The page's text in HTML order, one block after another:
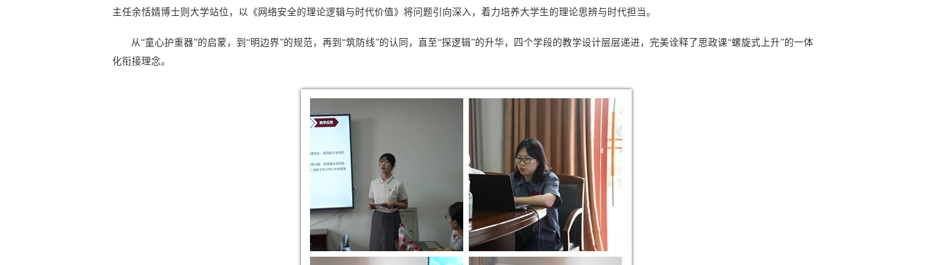
主任余恬婧博士则大学站位，以《网络安全的理论逻辑与时代价值》将问题引向深入，着力培养大学生的理论思辨与时代担当。
从“童心护重器”的启蒙，到“明边界”的规范，再到“筑防线”的认同，直至“探逻辑”的升华，四个学段的教学设计层层递进，完美诠释了思政课“螺旋式上升”的一体
化衔接理念。